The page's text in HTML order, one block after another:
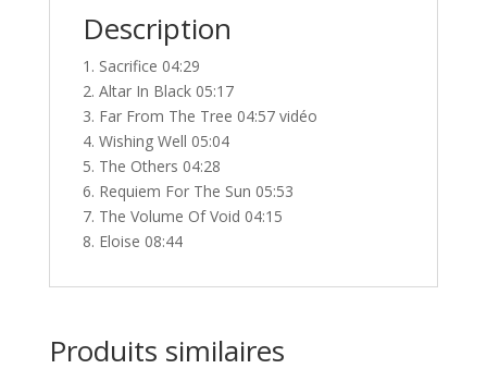
pressageDescription
1. Sacrifice 04:29
2. Altar In Black 05:17
3. Far From The Tree 04:57 vidéo
4. Wishing Well 05:04
5. The Others 04:28
6. Requiem For The Sun 05:53
7. The Volume Of Void 04:15
8. Eloise 08:44
Produits similaires